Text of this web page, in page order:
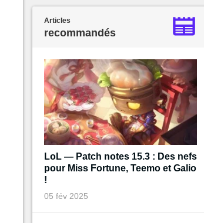
Articles
recommandés
LoL — Patch notes 15.3 : Des nefs
pour Miss Fortune, Teemo et Galio
!
05 fév 2025